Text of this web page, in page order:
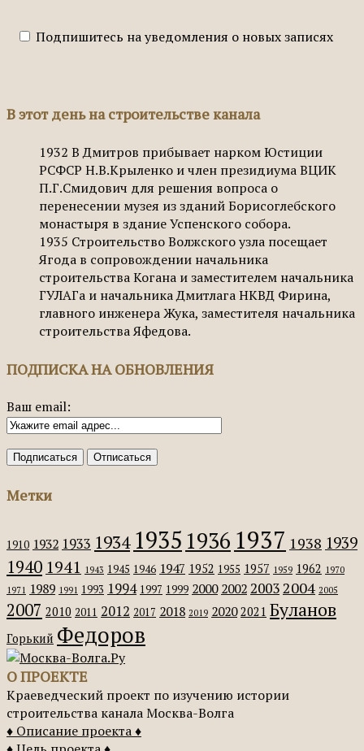
Подпишитесь на уведомления о новых записях
В этот день на строительстве канала
1932 В Дмитров прибывает нарком Юстиции
РСФСР Н.В.Крыленко и член президиума ВЦИК
П.Г.Смидович для решения вопроса о
перенесении музея из зданий Борисоглебского
монастыря в здание Успенского собора.
1935 Строительство Волжского узла посещает
Ягода в сопровождении начальника
строительства Когана и заместителем начальника
ГУЛАГа и начальника Дмитлага НКВД Фирина,
главного инженера Жука, заместителя начальника
строительства Яфедова.
ПОДПИСКА НА ОБНОВЛЕНИЯ
Ваш email:
Метки
1910 1932 1933 1934 1935 1936 1937 1938 1939
1940 1941 1943 1945 1946 1947 1952 1955 1957 1959 1962 1970
1971 1989 1991 1993 1994 1997 1999 2000 2002 20032004 2005
2007 2010 2011 2012 2017 2018 2019 2020 2021 Буланов
Горький Федоров
О ПРОЕКТЕ
Краеведческий проект по изучению истории
строительства канала Москва-Волга
♦ Описание проекта ♦